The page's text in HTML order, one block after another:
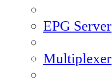
EPG Server
Multiplexer